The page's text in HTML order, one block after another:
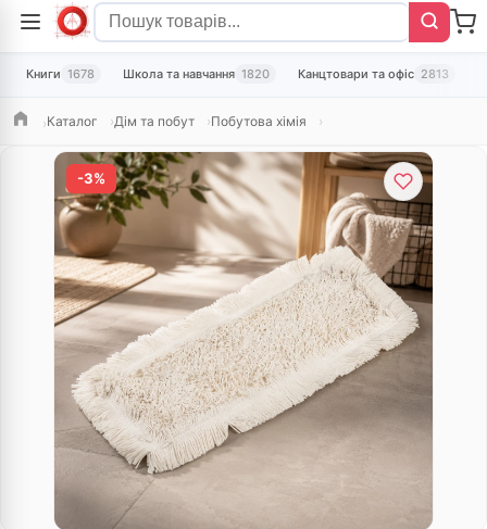
Книги 1678 Школа та навчання 1820 Канцтовари та офіс 2813
ГоловнаКаталог Дім та побут Побутова хімія
-3%